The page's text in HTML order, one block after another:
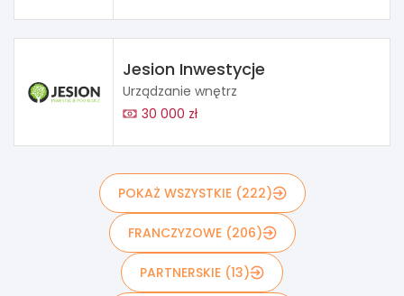
Jesion Inwestycje
Urządzanie wnętrz
30 000 zł
POKAŻ WSZYSTKIE (222)
FRANCZYZOWE (206)
PARTNERSKIE (13)